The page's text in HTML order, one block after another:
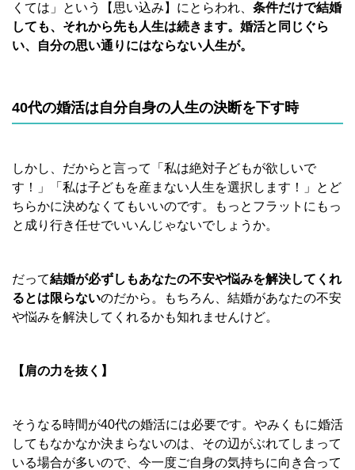
くては」という【思い込み】にとらわれ、 条件だけで結婚
しても、それから先も人生は続きます。婚活と同じぐら
い、自分の思い通りにはならない人生が。
40代の婚活は自分自身の人生の決断を下す時
しかし、だからと言って「私は絶対子どもが欲しいで
す！」「私は子どもを産まない人生を選択します！」とど
ちらかに決めなくてもいいのです。もっとフラットにもっ
と成り行き任せでいいんじゃないでしょうか。
だって結婚が必ずしもあなたの不安や悩みを解決してくれ
るとは限らないのだから。もちろん、結婚があなたの不安
や悩みを解決してくれるかも知れませんけど。
【肩の力を抜く】
そうなる時間が40代の婚活には必要です。やみくもに婚活
してもなかなか決まらないのは、その辺がぶれてしまって
いる場合が多いので、今一度ご自身の気持ちに向き合って